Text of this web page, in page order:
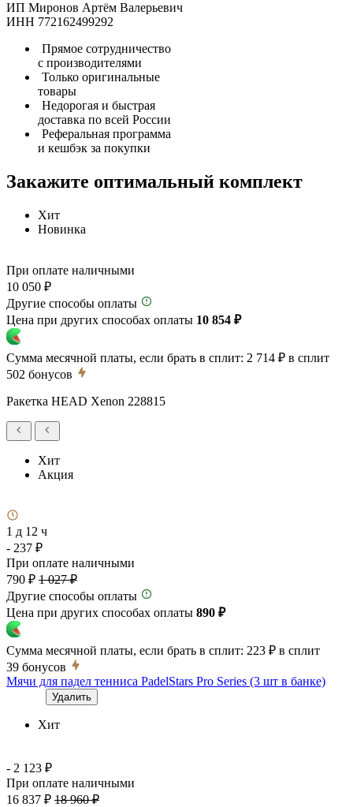
ИП Миронов Артём Валерьевич
ИНН 772162499292
Прямое сотрудничество
с производителями
Только оригинальные
товары
Недорогая и быстрая
доставка по всей России
Реферальная программа
и кешбэк за покупки
Закажите оптимальный комплект
Хит
Новинка
При оплате наличными
10 050 ₽
Другие способы оплаты
Цена при других способах оплаты 10 854 ₽
Сумма месячной платы, если брать в сплит: 2 714 ₽ в сплит
502 бонусов
Ракетка HEAD Xenon 228815
Хит
Акция
1 д 12 ч
- 237 ₽
При оплате наличными
790 ₽ 1 027 ₽
Другие способы оплаты
Цена при других способах оплаты 890 ₽
Сумма месячной платы, если брать в сплит: 223 ₽ в сплит
39 бонусов
Мячи для падел тенниса PadelStars Pro Series (3 шт в банке)
Удалить
Хит
- 2 123 ₽
При оплате наличными
16 837 ₽ 18 960 ₽